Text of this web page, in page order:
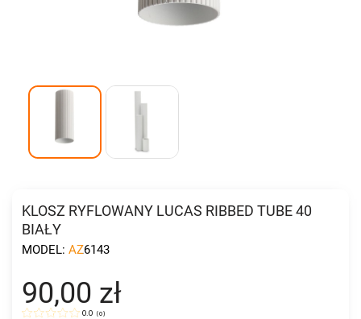
KLOSZ RYFLOWANY LUCAS RIBBED TUBE 40
BIAŁY
MODEL: AZ6143
90,00 zł
0.0 (0)